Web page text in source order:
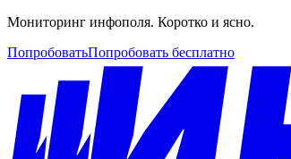
Мониторинг инфополя. Коротко и ясно.
ПопробоватьПопробовать бесплатно